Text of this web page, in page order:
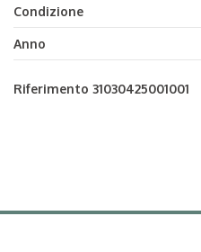
Condizione
Anno
Riferimento 31030425001001